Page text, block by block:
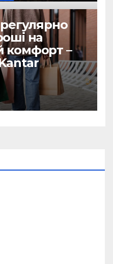
регулярно
на
комфорт –